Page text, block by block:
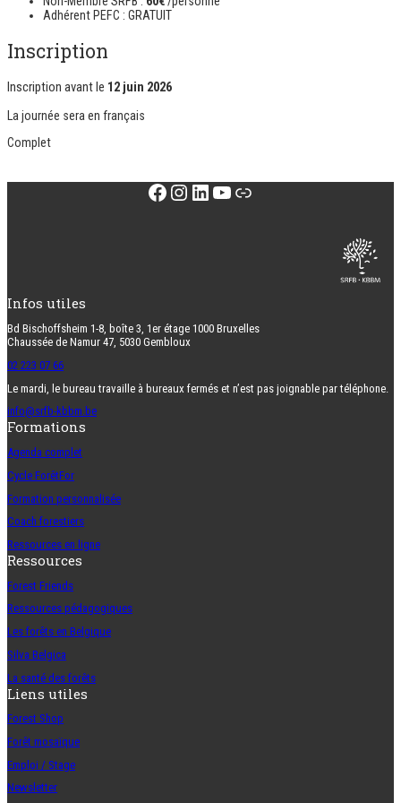
Adhérent PEFC : GRATUIT
Inscription
Inscription avant le 12 juin 2026
La journée sera en français
Complet
Facebook
Instagram
LinkedIn
YouTube
Lien
Infos utiles
Bd Bischoffsheim 1-8, boîte 3, 1er étage 1000 Bruxelles
Chaussée de Namur 47, 5030 Gembloux
02 223 07 66
Le mardi, le bureau travaille à bureaux fermés et n’est pas joignable par téléphone.
info@srfb-kbbm.be
Formations
Agenda complet
Cycle ForêtFor
Formation personnalisée
Coach forestiers
Ressources en ligne
Ressources
Forest Friends
Ressources pédagogiques
Les forêts en Belgique
Silva Belgica
La santé des forêts
Liens utiles
Forest Shop
Forêt mosaïque
Emploi / Stage
Newsletter